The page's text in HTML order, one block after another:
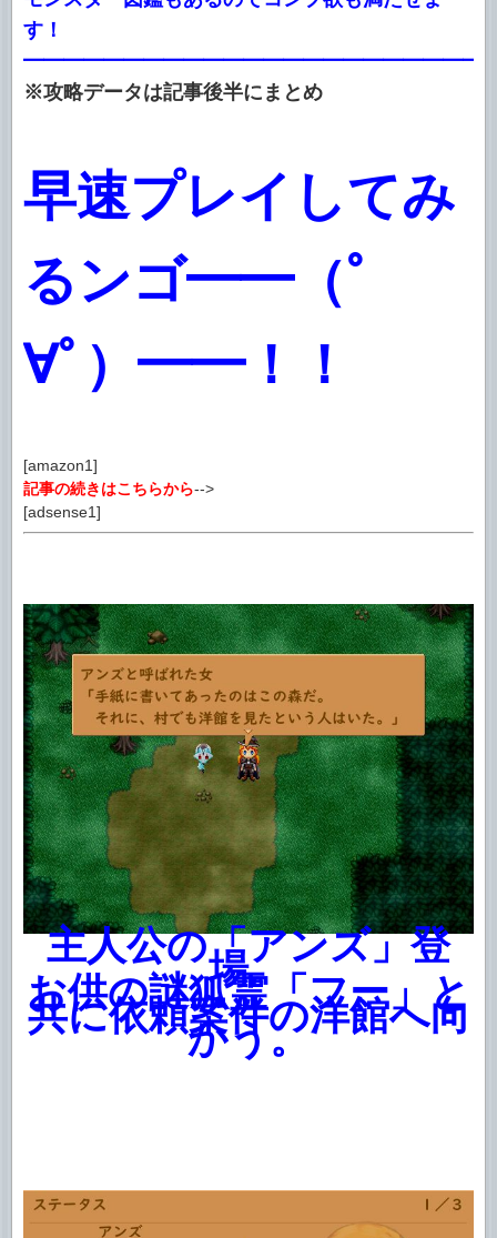
す！
※攻略データは記事後半にまとめ
早速プレイしてみ
るンゴ━━（ﾟ
∀ﾟ）━━！！
[amazon1]
記事の続きはこちらから-->
[adsense1]
主人公の「アンズ」登
場。
お供の謎狐霊「フー」と
共に依頼案件の洋館へ向
かう。